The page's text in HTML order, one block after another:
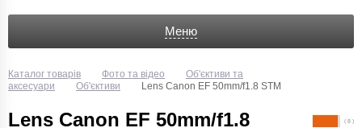
Меню
Каталог товарів Фото та відео
Об'єктиви та
аксесуари
Об'єктиви Lens Canon EF 50mm/f1.8 STM
Lens Canon EF 50mm/f1.8
( 8 )